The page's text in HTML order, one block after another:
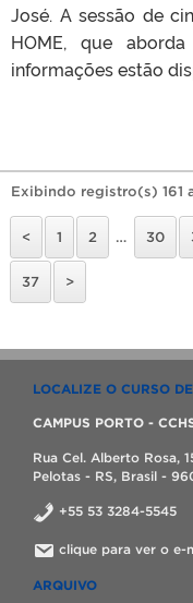
José. A sessão de
HOME, que
informações estão
Exibindo registro(s) 161
< 1 2 … 30
37 >
LOCALIZE O CURSO
CAMPUS PORTO -
Rua Cel. Alberto Rosa,
Pelotas - RS, Brasil -
+55 53 3284-5545
clique para ver o e-
ARQUIVO